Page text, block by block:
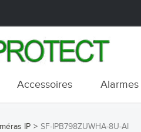
Accessoires Alarmes
IP > SF-IPB798ZUWHA-8U-AI